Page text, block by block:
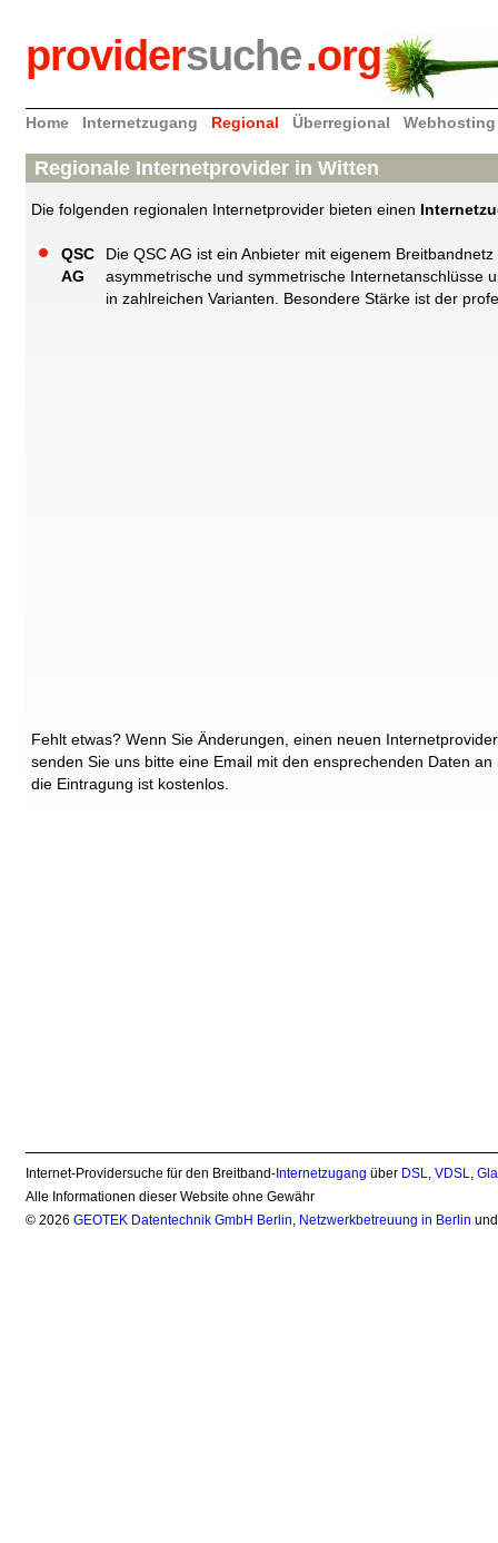
providersuche.org
Home Internetzugang Regional Überregional Webhosting
Regionale Internetprovider in Witten
Die folgenden regionalen Internetprovider bieten einen
QSC
AG
Die QSC AG ist ein Anbieter mit eigenem
asymmetrische und symmetrische Internetanschlüsse
in zahlreichen Varianten. Besondere Stärke ist der
Fehlt etwas? Wenn Sie Änderungen, einen neuen
senden Sie uns bitte eine Email mit den ensprechenden Daten an
die Eintragung ist kostenlos.
Internet-Providersuche für den Breitband- Internetzugang über DSL,VDSL,
Alle Informationen dieser Website ohne Gewähr
© 2026GEOTEK Datentechnik GmbH Berlin, Netzwerkbetreuung in Berlin